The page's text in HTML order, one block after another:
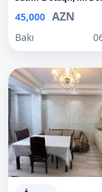
45,000 AZN
Bakı